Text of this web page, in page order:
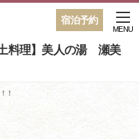
宿泊予約
料理】美人の湯 瀬美
MENU
！